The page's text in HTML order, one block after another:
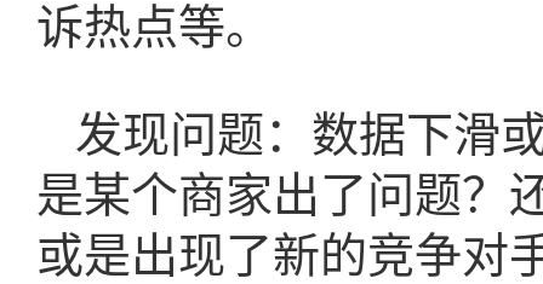
诉热点等。
发现问题：数据下滑
是某个商家出了问题？
或是出现了新的竞争对